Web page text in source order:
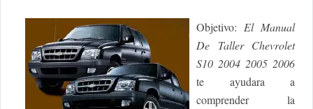
Objetivo: El Manual
De Taller Chevrolet
S10 2004 2005 2006
te ayudara a
comprender la